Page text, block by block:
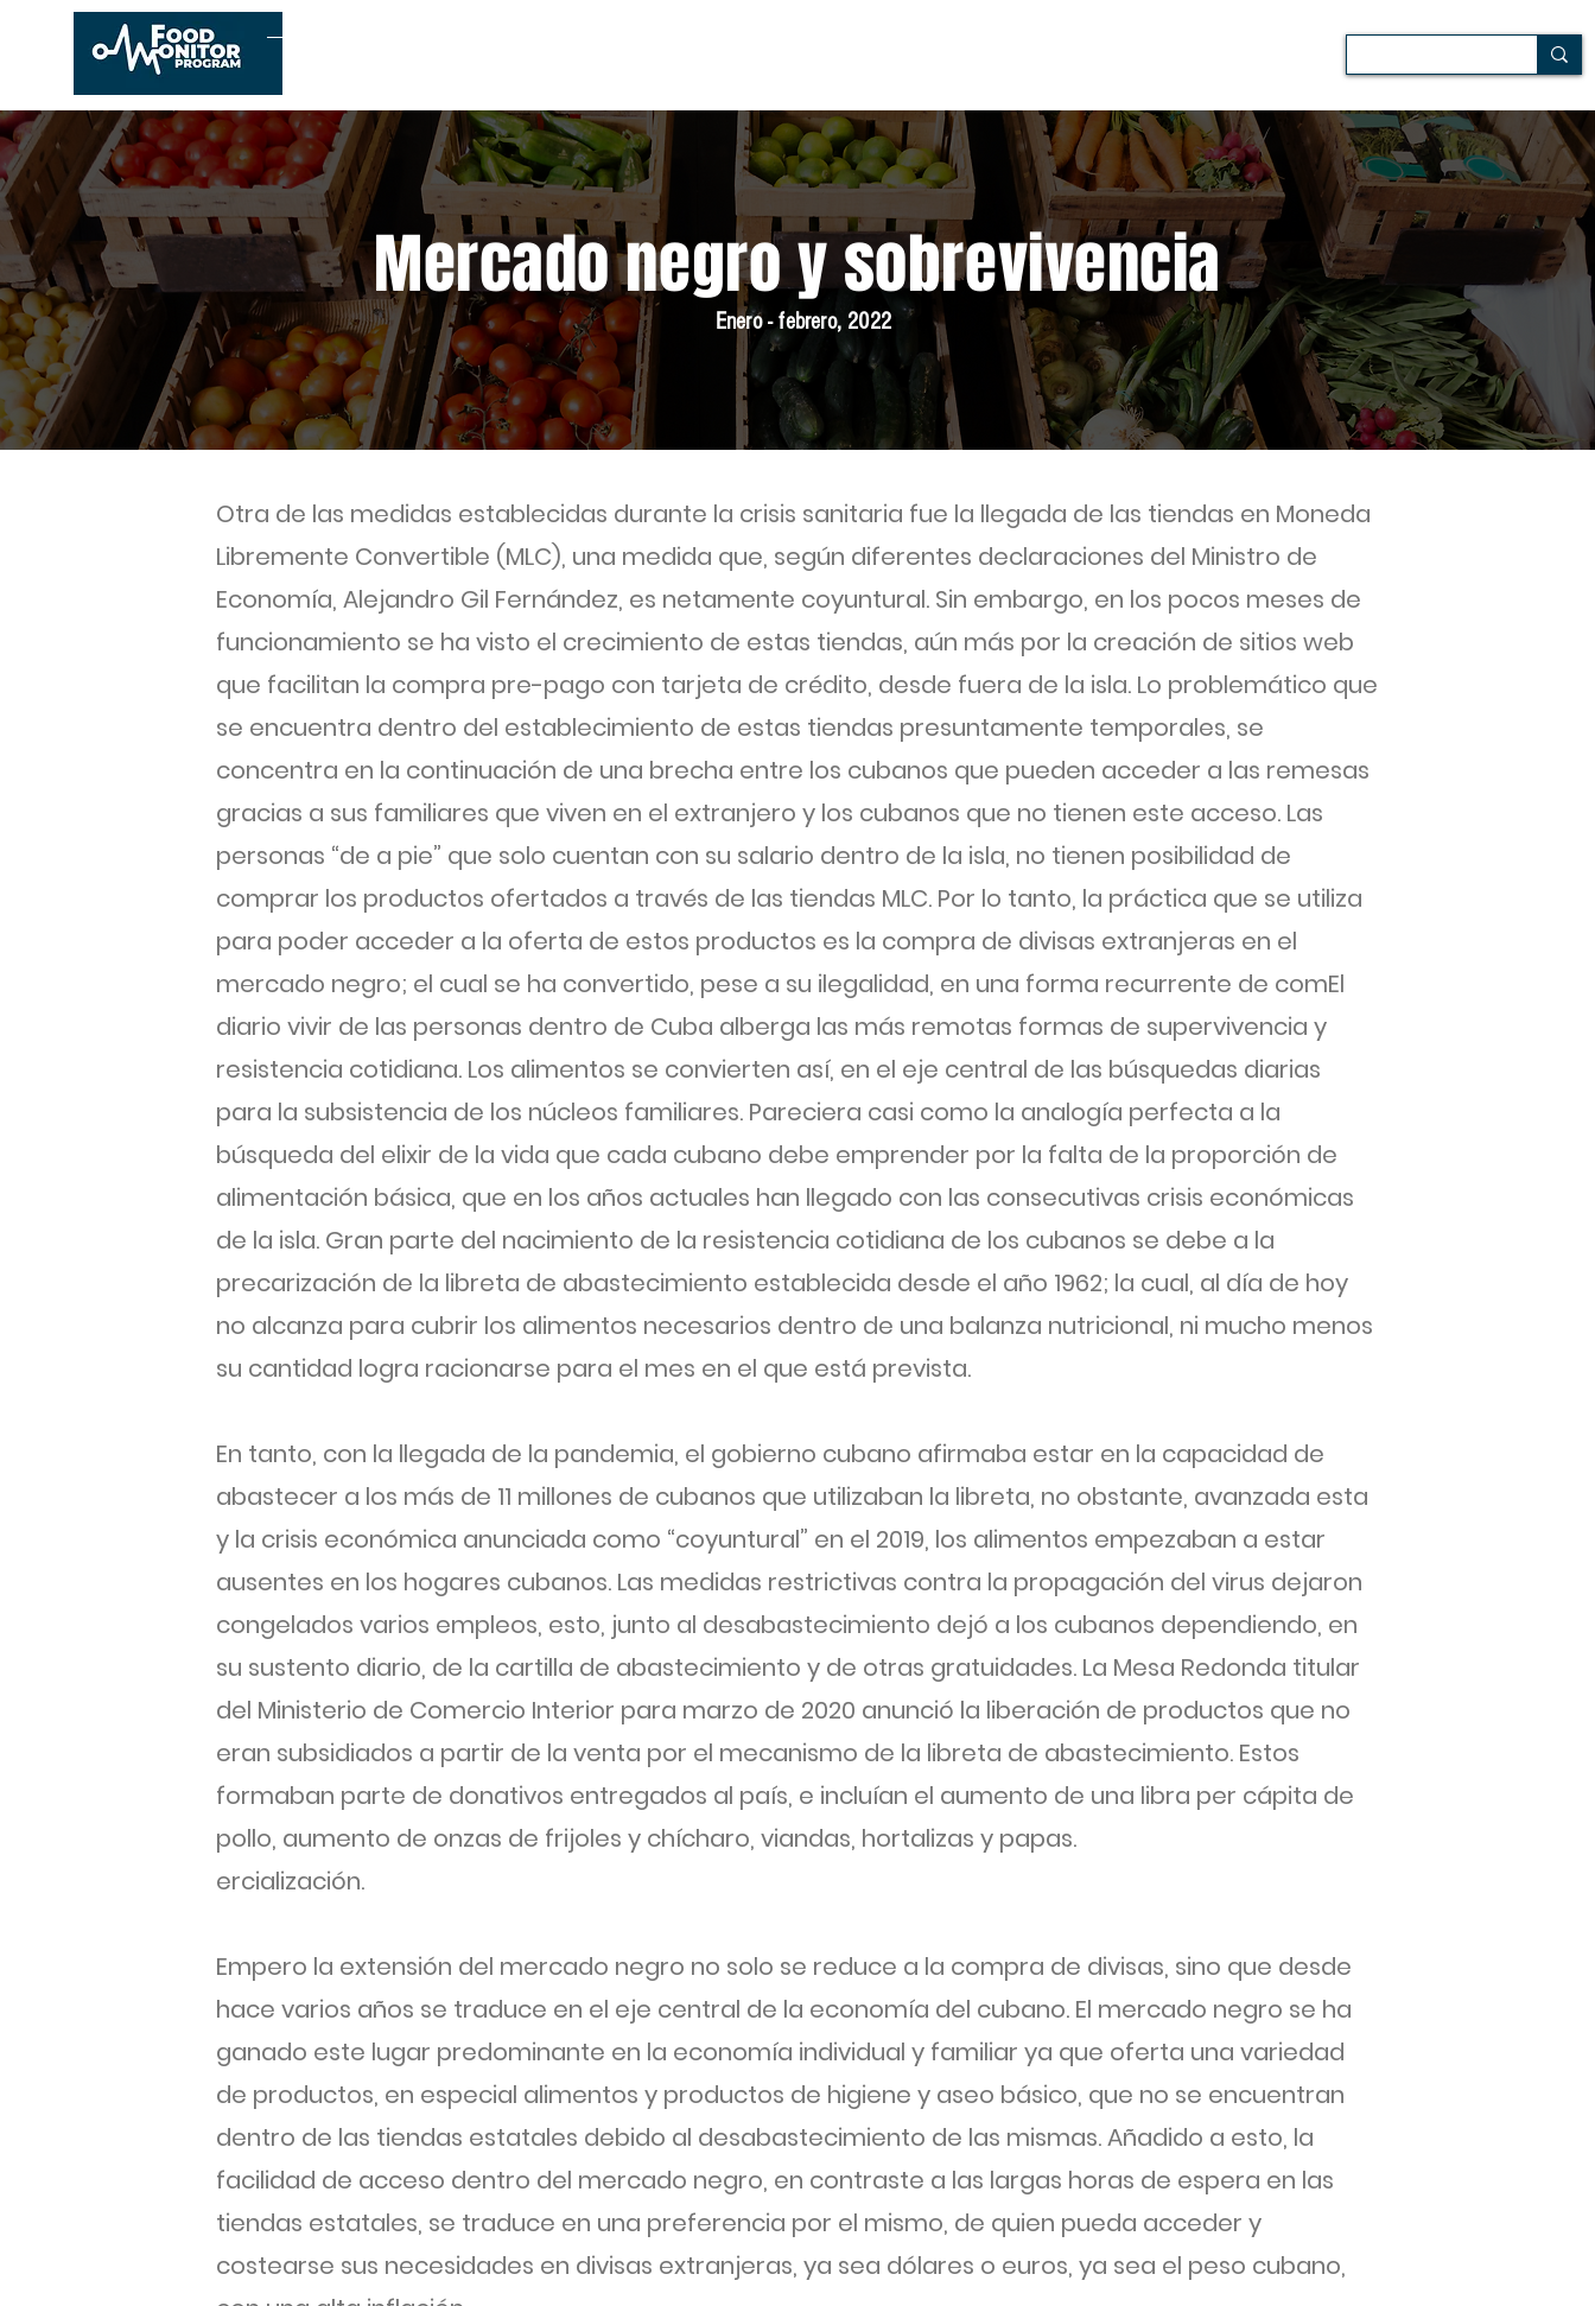
Mercado negro y sobrevivencia
Enero - febrero, 2022
Otra de las medidas establecidas durante la crisis sanitaria fue la llegada de las tiendas en Moneda
Libremente Convertible (MLC), una medida que, según diferentes declaraciones del Ministro de
Economía, Alejandro Gil Fernández, es netamente coyuntural. Sin embargo, en los pocos meses de
funcionamiento se ha visto el crecimiento de estas tiendas, aún más por la creación de sitios web
que facilitan la compra pre-pago con tarjeta de crédito, desde fuera de la isla. Lo problemático que
se encuentra dentro del establecimiento de estas tiendas presuntamente temporales, se
concentra en la continuación de una brecha entre los cubanos que pueden acceder a las remesas
gracias a sus familiares que viven en el extranjero y los cubanos que no tienen este acceso. Las
personas “de a pie” que solo cuentan con su salario dentro de la isla, no tienen posibilidad de
comprar los productos ofertados a través de las tiendas MLC. Por lo tanto, la práctica que se utiliza
para poder acceder a la oferta de estos productos es la compra de divisas extranjeras en el
mercado negro; el cual se ha convertido, pese a su ilegalidad, en una forma recurrente de comEl
diario vivir de las personas dentro de Cuba alberga las más remotas formas de supervivencia y
resistencia cotidiana. Los alimentos se convierten así, en el eje central de las búsquedas diarias
para la subsistencia de los núcleos familiares. Pareciera casi como la analogía perfecta a la
búsqueda del elixir de la vida que cada cubano debe emprender por la falta de la proporción de
alimentación básica, que en los años actuales han llegado con las consecutivas crisis económicas
de la isla. Gran parte del nacimiento de la resistencia cotidiana de los cubanos se debe a la
precarización de la libreta de abastecimiento establecida desde el año 1962; la cual, al día de hoy
no alcanza para cubrir los alimentos necesarios dentro de una balanza nutricional, ni mucho menos
su cantidad logra racionarse para el mes en el que está prevista.
En tanto, con la llegada de la pandemia, el gobierno cubano afirmaba estar en la capacidad de
abastecer a los más de 11 millones de cubanos que utilizaban la libreta, no obstante, avanzada esta
y la crisis económica anunciada como “coyuntural” en el 2019, los alimentos empezaban a estar
ausentes en los hogares cubanos. Las medidas restrictivas contra la propagación del virus dejaron
congelados varios empleos, esto, junto al desabastecimiento dejó a los cubanos dependiendo, en
su sustento diario, de la cartilla de abastecimiento y de otras gratuidades. La Mesa Redonda titular
del Ministerio de Comercio Interior para marzo de 2020 anunció la liberación de productos que no
eran subsidiados a partir de la venta por el mecanismo de la libreta de abastecimiento. Estos
formaban parte de donativos entregados al país, e incluían el aumento de una libra per cápita de
pollo, aumento de onzas de frijoles y chícharo, viandas, hortalizas y papas.
ercialización.
Empero la extensión del mercado negro no solo se reduce a la compra de divisas, sino que desde
hace varios años se traduce en el eje central de la economía del cubano. El mercado negro se ha
ganado este lugar predominante en la economía individual y familiar ya que oferta una variedad
de productos, en especial alimentos y productos de higiene y aseo básico, que no se encuentran
dentro de las tiendas estatales debido al desabastecimiento de las mismas. Añadido a esto, la
facilidad de acceso dentro del mercado negro, en contraste a las largas horas de espera en las
tiendas estatales, se traduce en una preferencia por el mismo, de quien pueda acceder y
costearse sus necesidades en divisas extranjeras, ya sea dólares o euros, ya sea el peso cubano,